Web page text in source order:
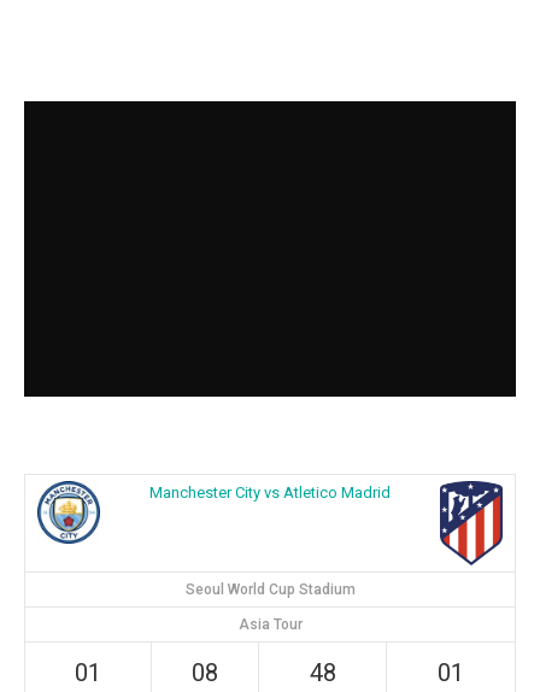
Manchester City vs Atletico Madrid
Seoul World Cup Stadium
Asia Tour
01 08 48 01